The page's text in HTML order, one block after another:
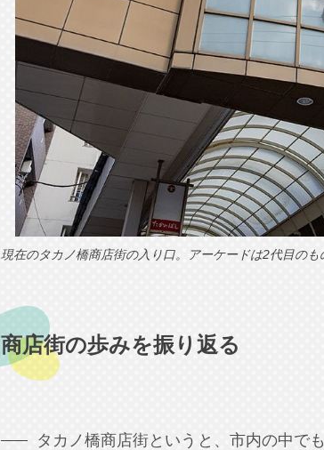
現在のタカノ橋商店街の入り口。アーケードは2代目のも
商店街の歩みを振り返る
タカノ橋商店街というと、市内の中で